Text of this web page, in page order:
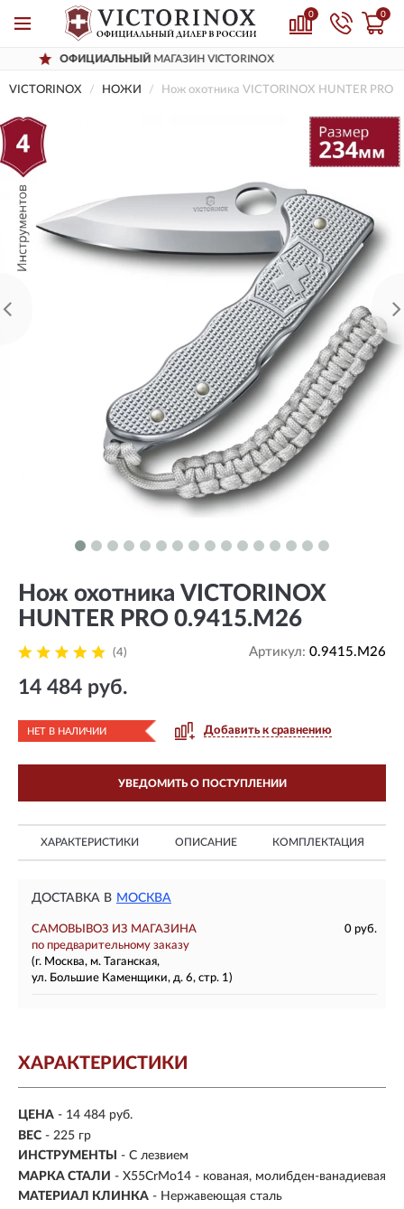
0 0
МАГАЗИН VICTORINOX
VICTORINOX НОЖИ Нож охотника VICTORINOX HUNTER PRO
Нож охотника VICTORINOX
HUNTER PRO 0.9415.M26
(4) Артикул: 0.9415.M26
14 484 руб.
НЕТ В НАЛИЧИИ Добавить к сравнению
УВЕДОМИТЬ О ПОСТУПЛЕНИИ
ХАРАКТЕРИСТИКИ ОПИСАНИЕ КОМПЛЕКТАЦИЯ
ДОСТАВКА В МОСКВА
САМОВЫВОЗ ИЗ МАГАЗИНА
0 руб.
по предварительному заказу
(г. Москва, м. Таганская,
ул. Большие Каменщики, д. 6, стр. 1)
ХАРАКТЕРИСТИКИ
ЦЕНА - 14 484 руб.
ВЕС - 225 гр
ИНСТРУМЕНТЫ
- С лезвием
МАРКА СТАЛИ - X55CrMo14 - кованая, молибден-ванадиевая
МАТЕРИАЛ КЛИНКА - Нержавеющая сталь